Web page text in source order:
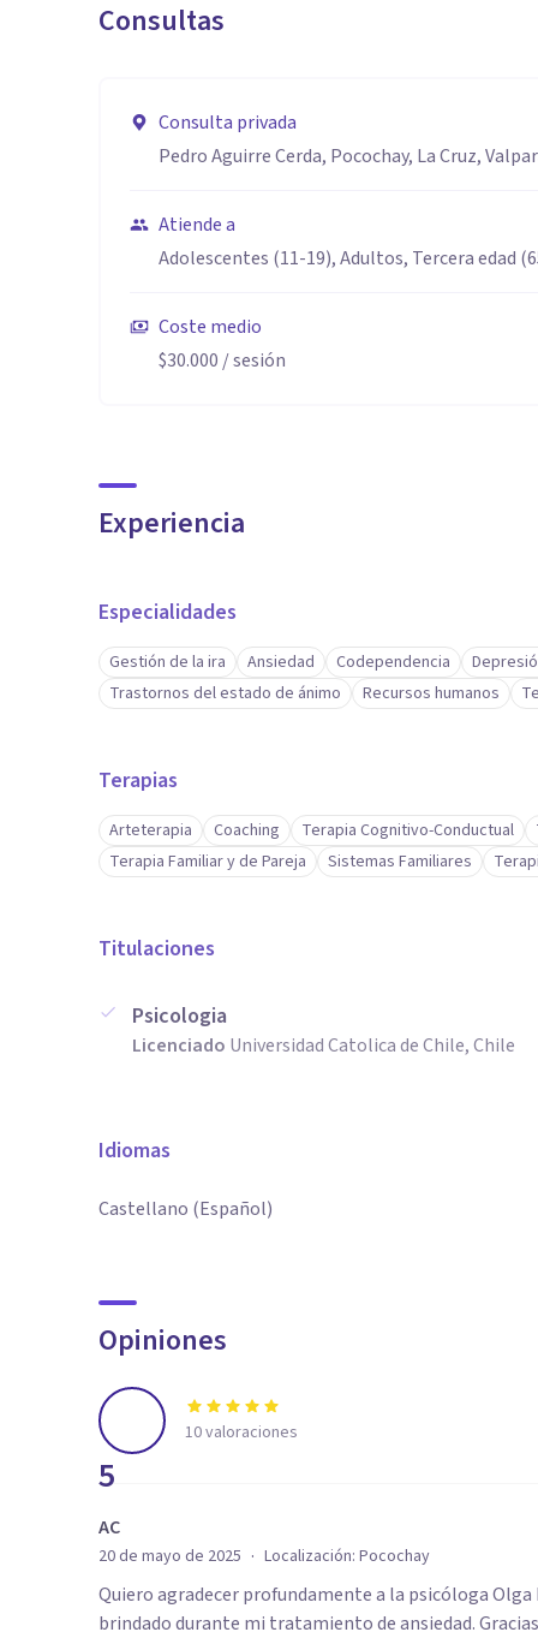
Consultas
Consulta privada
Pedro Aguirre Cerda, Pocochay, La Cruz,
Atiende a
Adolescentes (11-19), Adultos, Tercera edad
Coste medio
$30.000 / sesión
Experiencia
Especialidades
Gestión de la ira Ansiedad Codependencia
Trastornos del estado de ánimo
Recursos humanos
Terapias
Arteterapia Coaching Terapia Cognitivo-Conductual
Terapia Familiar y de Pareja
Sistemas Familiares
Titulaciones
Psicologia
Licenciado Universidad Catolica de Chile, Chile
Idiomas
Castellano (Español)
Opiniones
5
10valoraciones
AC
20 de mayo de 2025 · Localización: Pocochay
Quiero agradecer profundamente a la psicóloga
brindado durante mi tratamiento de ansiedad.